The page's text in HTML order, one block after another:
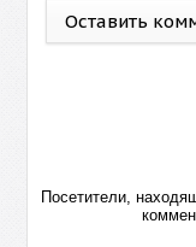
Оставить
Посетители,